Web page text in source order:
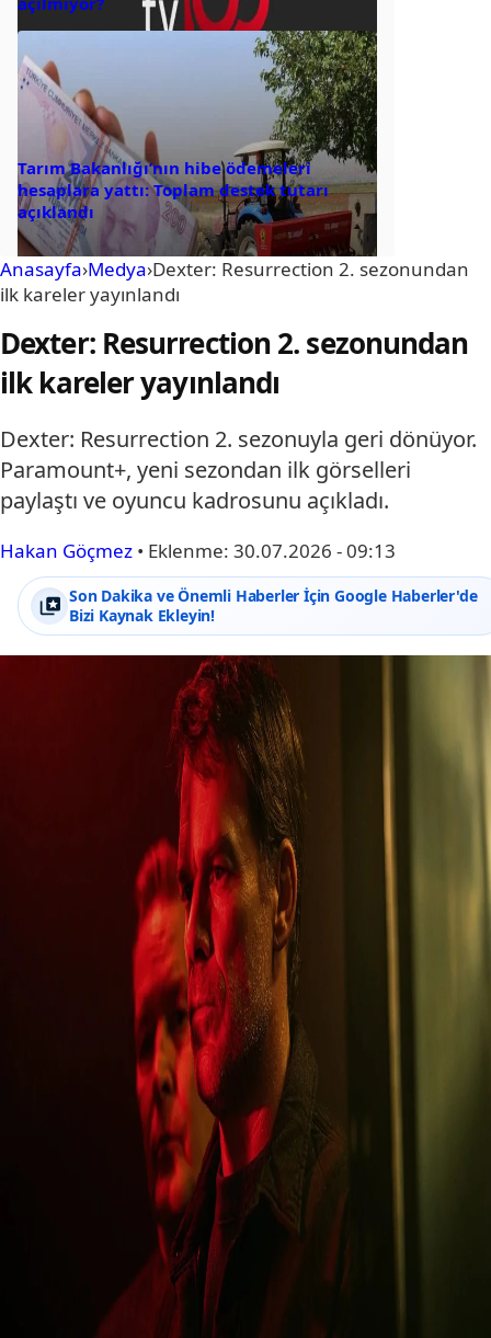
Tarım Bakanlığı’nın hibe ödemeleri
hesaplara yattı: Toplam destek tutarı
açıklandı
Anasayfa›Medya›Dexter: Resurrection 2. sezonundan
ilk kareler yayınlandı
Dexter: Resurrection 2. sezonundan
ilk kareler yayınlandı
Dexter: Resurrection 2. sezonuyla geri dönüyor.
Paramount+, yeni sezondan ilk görselleri
paylaştı ve oyuncu kadrosunu açıkladı.
Hakan Göçmez • Eklenme: 30.07.2026 - 09:13
Son Dakika ve Önemli Haberler İçin Google Haberler'de
Bizi Kaynak Ekleyin!